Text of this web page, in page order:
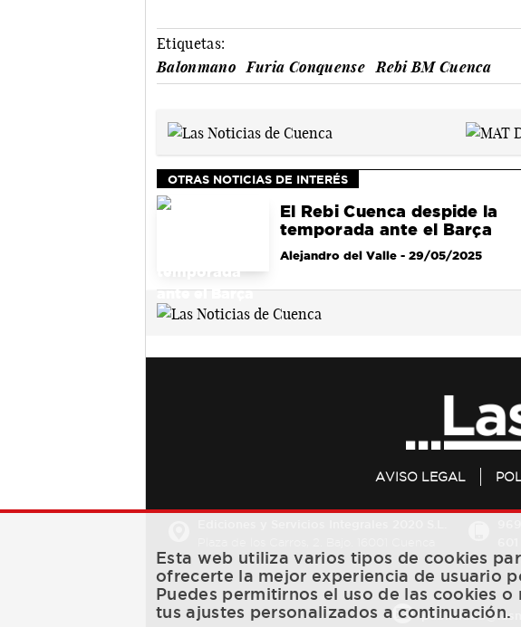
Etiquetas:
Balonmano
Furia Conquense Rebi BM Cuenca
OTRAS NOTICIAS DE INTERÉS
El Rebi Cuenca despide la
temporada ante el Barça
Alejandro del Valle- 29/05/2025
AVISO LEGAL
Esta web utiliza varios tipos de cookies
ofrecerte la mejor experiencia de usuario
Puedes permitirnos el uso de las cookies o
tus ajustes personalizados a continuación.